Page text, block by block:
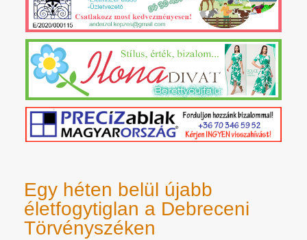
Egy héten belül újabb
életfogytiglan a Debreceni
Törvényszéken